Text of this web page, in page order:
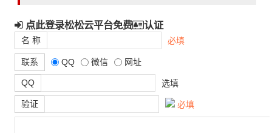
点此登录松松云平台免费 认证
名 称 必填
联系 QQ 微信 网址
QQ 选填
验证 必填